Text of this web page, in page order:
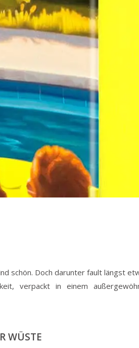
schön. Doch darunter fault längst
verpackt in einem
WÜSTE